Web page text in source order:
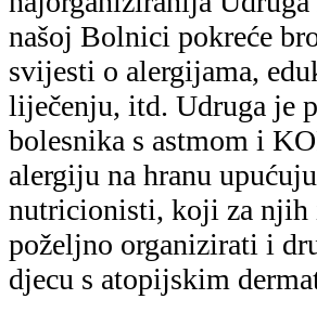
našoj Bolnici pokreće
svijesti o alergijama,
liječenju, itd. Udruga je
bolesnika s astmom i
alergiju na hranu
nutricionisti, koji za njih
poželjno organizirati i
djecu s atopijskim